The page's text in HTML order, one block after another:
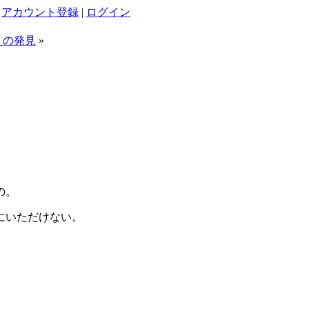
アカウント登録 | ログイン
発見 »
ただけない。